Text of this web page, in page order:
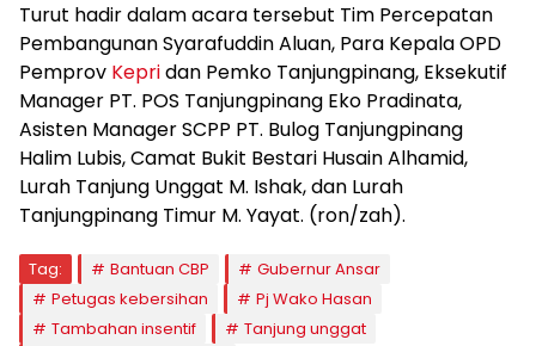
Turut hadir dalam acara tersebut Tim Percepatan
Pembangunan Syarafuddin Aluan, Para Kepala OPD
Pemprov Kepridan Pemko Tanjungpinang, Eksekutif
Manager PT. POS Tanjungpinang Eko Pradinata,
Asisten Manager SCPP PT. Bulog Tanjungpinang
Halim Lubis, Camat Bukit Bestari Husain Alhamid,
Lurah Tanjung Unggat M. Ishak, dan Lurah
Tanjungpinang Timur M. Yayat. (ron/zah).
Tag: Bantuan CBP
Gubernur Ansar
Petugas kebersihan
Pj Wako Hasan
Tambahan insentif
Tanjung unggat